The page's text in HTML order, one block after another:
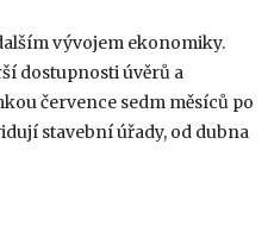
vývojem ekonomiky.
dostupnosti úvěrů a
července sedm měsíců po
stavební úřady, od dubna